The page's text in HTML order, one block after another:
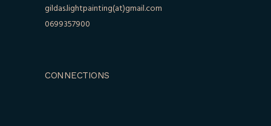
gildas.lightpainting(at)gmail.com
0699357900
CONNECTIONS